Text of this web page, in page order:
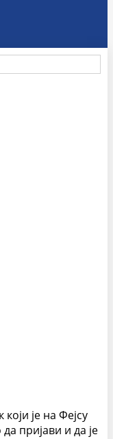
је на Фејсу
пријави и да је